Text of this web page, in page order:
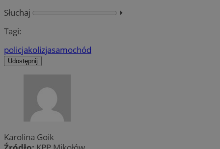
Słuchaj
⏵︎
Tagi:
policjakolizjasamochód
Udostępnij
Karolina Goik